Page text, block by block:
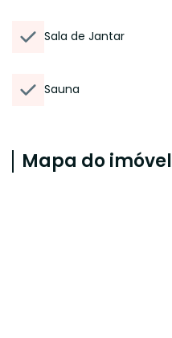
Sala de Jantar
Sauna
Mapa do imóvel